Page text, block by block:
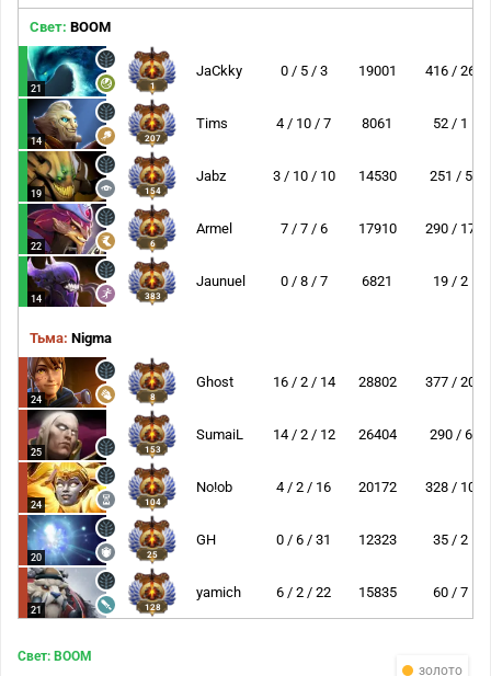
Свет: BOOM
21 1
JaCkky 0 / 5 / 3 19001 416 / 26
14 207
Tims 4 / 10 / 7 8061 52 / 1
19 154
Jabz 3 / 10 / 10 14530 251 / 5
22 6
Armel 7 / 7 / 6 17910 290 / 17
14 383
Jaunuel 0 / 8 / 7 6821 19 / 2
Тьма: Nigma
24 8
Ghost 16 / 2 / 14 28802 377 / 20
25 153
SumaiL 14 / 2 / 12 26404 290 / 6
24 104
No!ob 4 / 2 / 16 20172 328 / 10
20 25
GH 0 / 6 / 31 12323 35 / 2
21 128
yamich 6 / 2 / 22 15835 60 / 7
золото
Свет: BOOM